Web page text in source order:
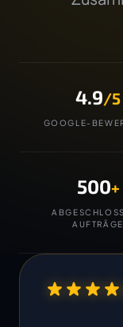
4.9/5
GOOGLE-
500+
AUFTRÄGE